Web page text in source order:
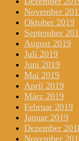
November
Oktober 2019
September
August 2019
Juli 2019
Juni 2019
Mai 2019
April 2019
März 2019
Februar 2019
Januar 2019
Dezember
November